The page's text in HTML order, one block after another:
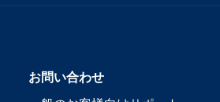
お問い合わせ